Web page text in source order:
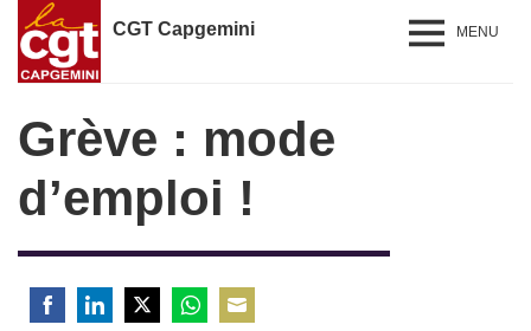
CGT Capgemini MENU
Grève : mode
d’emploi !